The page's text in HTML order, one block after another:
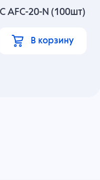
AFC-20-N (100шт)
В корзину